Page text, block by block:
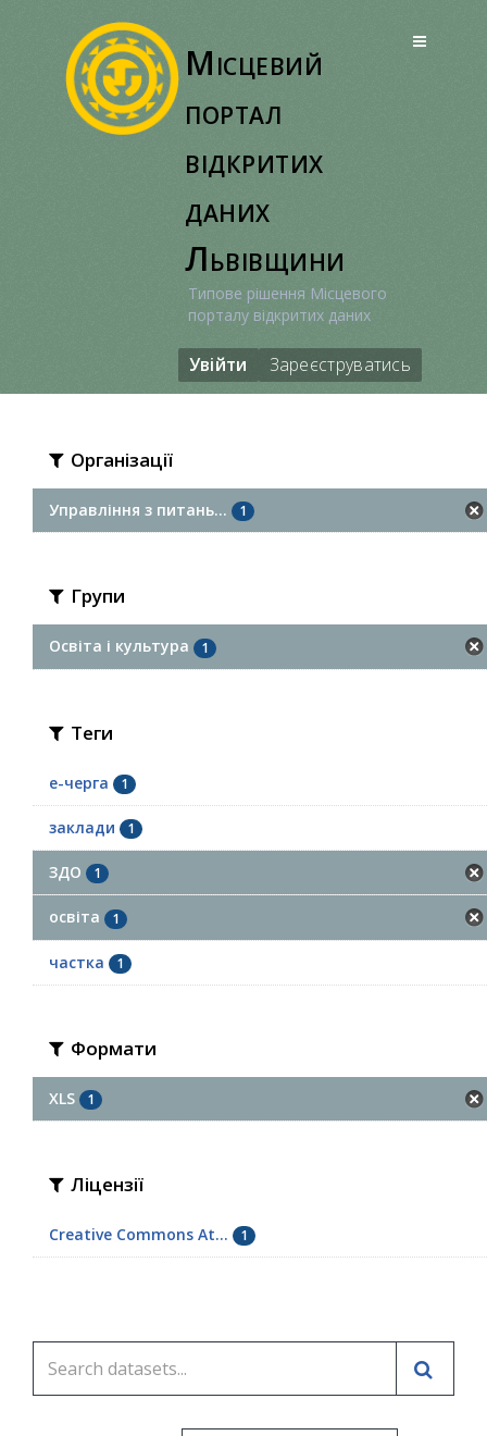
Місцевий
портал
відкритих
даних
Львівщини
Типове рішення Місцевого
порталу відкритих даних
Увійти Зареєструватись
Організації
Управління з питань... 1
Групи
Освіта і культура 1
Теги
е-черга 1
заклади 1
ЗДО 1
освіта 1
частка 1
Формати
XLS 1
Ліцензії
Creative Commons At... 1